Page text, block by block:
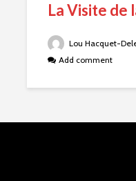
La Visite de
Lou Hacquet-
Add comment